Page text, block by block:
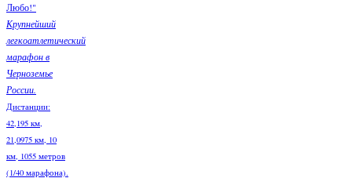
Любо!"
Крупнейший
легкоатлетический
марафон в
Черноземье
России.
Дистанции:
42,195 км,
21,0975 км, 10
км, 1055 метров
(1/40 марафона).